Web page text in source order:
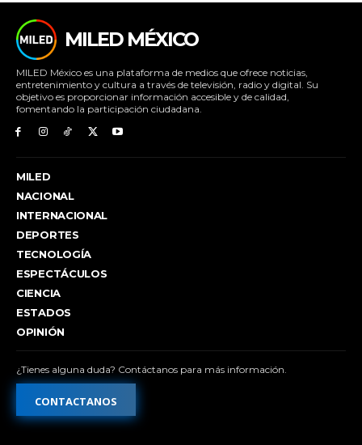
MILED MÉXICO
MILED México es una plataforma de medios que ofrece noticias,
entretenimiento y cultura a través de televisión, radio y digital. Su
objetivo es proporcionar información accesible y de calidad,
fomentando la participación ciudadana.
MILED
NACIONAL
INTERNACIONAL
DEPORTES
TECNOLOGÍA
ESPECTÁCULOS
CIENCIA
ESTADOS
OPINIÓN
¿Tienes alguna duda? Contáctanos para más información.
CONTACTANOS